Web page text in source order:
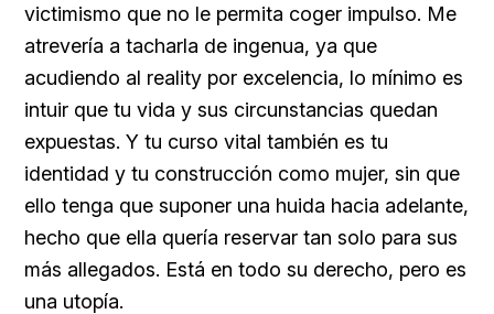
victimismo que no le permita coger impulso. Me
atrevería a tacharla de ingenua, ya que
acudiendo al reality por excelencia, lo mínimo es
intuir que tu vida y sus circunstancias quedan
expuestas. Y tu curso vital también es tu
identidad y tu construcción como mujer, sin que
ello tenga que suponer una huida hacia adelante,
hecho que ella quería reservar tan solo para sus
más allegados. Está en todo su derecho, pero es
una utopía.